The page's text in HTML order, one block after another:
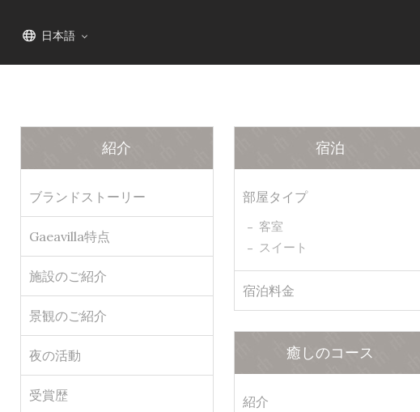
日本語
紹介
ブランドストーリー
Gaeavilla特点
施設のご紹介
景観のご紹介
夜の活動
受賞歴
宿泊
部屋タイプ
客室
スイート
宿泊料金
癒しのコース
紹介